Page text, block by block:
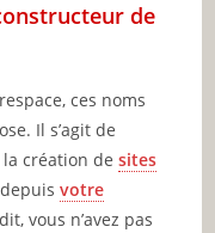
de
ces noms
Il s’agit de
la création desites
depuisvotre
vous n’avez pas